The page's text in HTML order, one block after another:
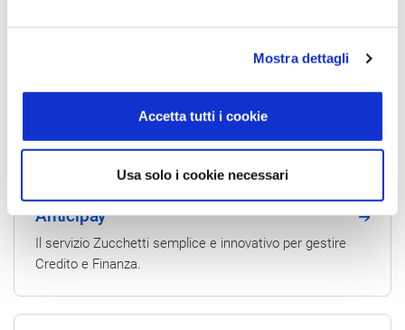
Mostra dettagli
Accetta tutti i cookie
Usa solo i cookie necessari
della tua azienda
Anticipay
Il servizio Zucchetti semplice e innovativo per gestire
Credito e Finanza.